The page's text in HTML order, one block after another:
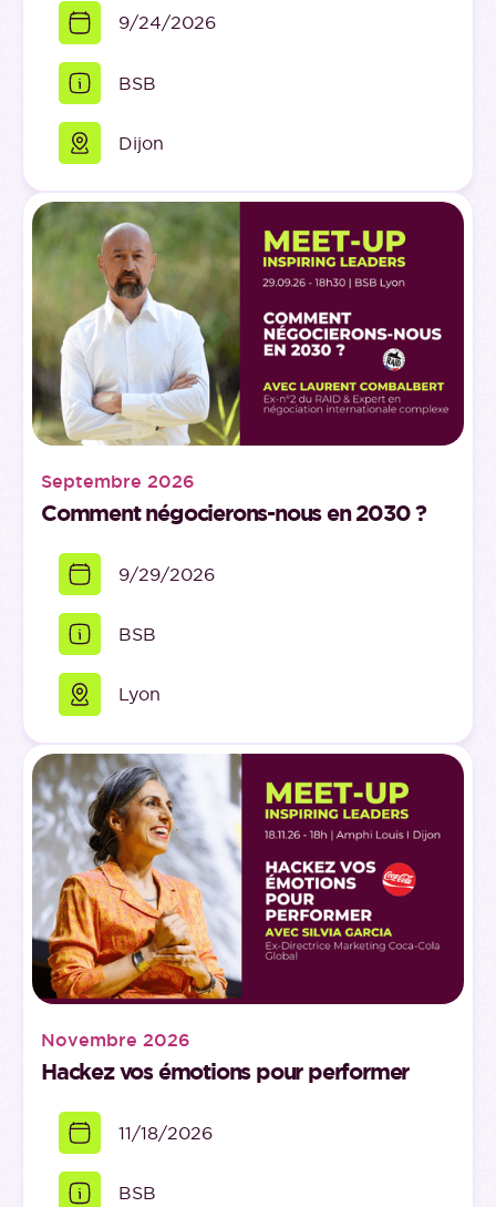
9/24/2026
BSB
Dijon
Septembre 2026
Comment négocierons-nous en 2030 ?
9/29/2026
BSB
Lyon
Novembre 2026
Hackez vos émotions pour performer
11/18/2026
BSB